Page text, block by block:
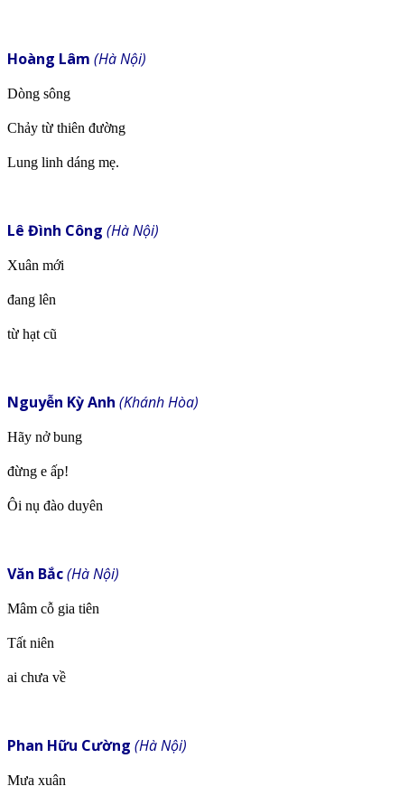
Hoàng Lâm (Hà Nội)
Dòng sông
Chảy từ thiên đường
Lung linh dáng mẹ.
Lê Đình Công (Hà Nội)
Xuân mới
đang lên
từ hạt cũ
Nguyễn Kỳ Anh (Khánh Hòa)
Hãy nở bung
đừng e ấp!
Ôi nụ đào duyên
Văn Bắc(Hà Nội)
Mâm cỗ gia tiên
Tất niên
ai chưa về
Phan Hữu Cường (Hà Nội)
Mưa xuân